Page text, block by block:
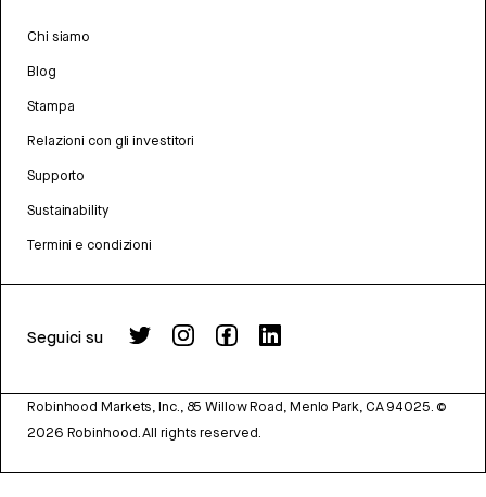
Chi siamo
Blog
Stampa
Relazioni con gli investitori
Supporto
Sustainability
Termini e condizioni
Seguici su
Robinhood Markets, Inc., 85 Willow Road, Menlo Park, CA 94025. ©
2026 Robinhood. All rights reserved.